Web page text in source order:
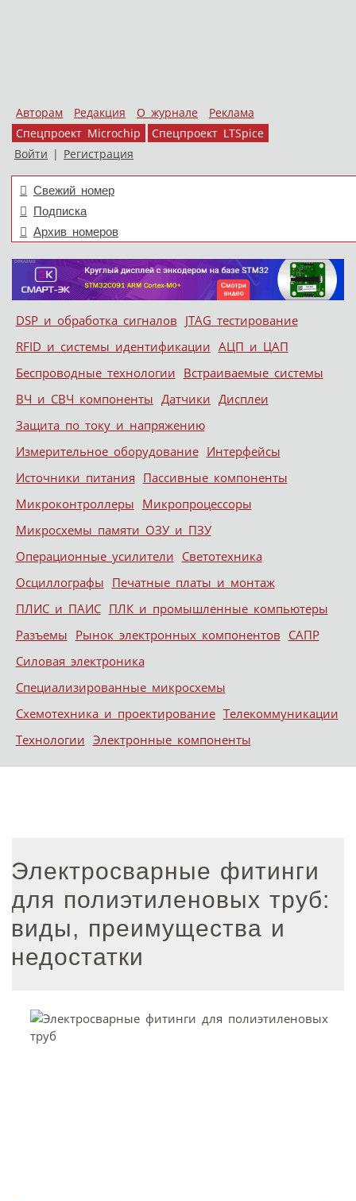
Авторам Редакция О журнале
Реклама
Спецпроект Microchip
Спецпроект LTSpice
Войти | Регистрация
Свежий номер
Подписка
Архив номеров
Меню
Skip to content
DSP и обработка сигналов JTAG тестирование
RFID и системы идентификации АЦП и ЦАП
Беспроводные технологии Встраиваемые системы
ВЧ и СВЧ компоненты Датчики Дисплеи
Защита по току и напряжению
Измерительное оборудование Интерфейсы
Источники питания Пассивные компоненты
Микроконтроллеры Микропроцессоры
Микросхемы памяти ОЗУ и ПЗУ
Операционные усилители Светотехника
Осциллографы Печатные платы и монтаж
ПЛИС и ПАИС ПЛК и промышленные компьютеры
Разъемы Рынок электронных компонентов САПР
Силовая электроника
Специализированные микросхемы
Схемотехника и проектирование Телекоммуникации
Технологии Электронные компоненты
Электросварные фитинги
для полиэтиленовых труб:
виды, преимущества и
недостатки